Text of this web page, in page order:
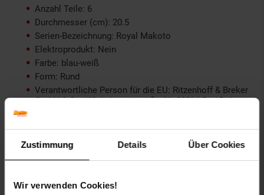
Zustimmung Details Über Cookies
Wir verwenden Cookies!
Anzahl Teile: 6
Durchmesser (cm): 20.5
Serien-Bezeichnung: Royal Makoto
Elektroprodukt: Nein
Farbe: blau-weiß
Form: Rund
Verantwortliche Person für die EU: Ritzenhoff & Breker
GmbH & Co. KG, Industriestraße 21, 33014 Bad Driburg,
Grundpreispflicht: Nein